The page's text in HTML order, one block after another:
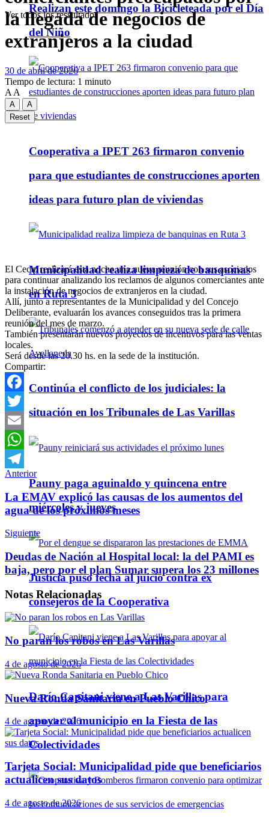
Realizan este domingo la Bicicleteada por el Día
del Niño
Cooperativa a IPET 263 firmaron convenio
para que estudiantes de construcciones aporten
ideas para futuro plan de viviendas
Municipalidad realiza limpieza de banquinas
en Ruta 3
Continúa el conflicto de los judiciales: la
situación en los Tribunales de Las Varillas
Pauny paga aguinaldo y quincena entre
miércoles y jueves
Justicia puso fecha al juicio contra ex
consejeros de la Cooperativa
Darío Capitani viene a Las Varillas para
apoyar al municipio en la Fiesta de las
Colectividades
Ver todos los ressultados
la llegada de negocios de
extranjeros a la ciudad
30 de abril de 2026
Tiempo de lectura: 1 minuto
A A
A
A
Reset
El Cecip realizará esta noche una nueva reunión con sus asociados
para continuar analizando los reclamos de algunos comerciantes ante
la instalación de negocios de extranjeros en la ciudad.
Allí, junto a representantes de la Municipalidad y del Concejo
Deliberante, evaluarán los avances conseguidos tras la primera
reunión del mes de marzo.
También presentarán nuevos proyectos de incentivos para las ventas
locales.
Será desde las 20.30 hs. en la sede de la institución.
Compartir:
Facebook
Twitter
Email
WhatsApp
Telegram
Anterior
La EMAV explicó las causas de los aumentos del
agua de los próximos meses
Siguiente
Deudas de Nación al Hospital local: la del PAMI es
baja, pero por el plan Sumar supera los 23 millones
Notas Relacionadas
No paran los robos en Las Varillas
4 de agosto de 2026
Nueva Ronda Sanitaria en Pueblo Chico
4 de agosto de 2026
Tarjeta Social: Municipalidad pide que beneficiarios
actualicen sus datos
4 de agosto de 2026